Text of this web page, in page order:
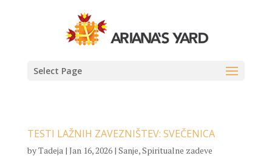
Select Page
TESTI LAŽNIH ZAVEZNIŠTEV: SVEČENICA
byTadeja| Jan 16, 2026| Sanje,Spiritualne zadeve